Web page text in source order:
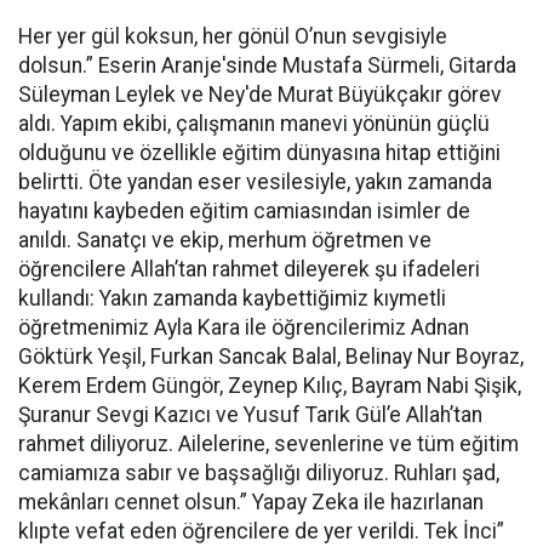
Her yer gül koksun, her gönül O’nun sevgisiyle
dolsun.” Eserin Aranje'sinde Mustafa Sürmeli, Gitarda
Süleyman Leylek ve Ney'de Murat Büyükçakır görev
aldı. Yapım ekibi, çalışmanın manevi yönünün güçlü
olduğunu ve özellikle eğitim dünyasına hitap ettiğini
belirtti. Öte yandan eser vesilesiyle, yakın zamanda
hayatını kaybeden eğitim camiasından isimler de
anıldı. Sanatçı ve ekip, merhum öğretmen ve
öğrencilere Allah’tan rahmet dileyerek şu ifadeleri
kullandı: Yakın zamanda kaybettiğimiz kıymetli
öğretmenimiz Ayla Kara ile öğrencilerimiz Adnan
Göktürk Yeşil, Furkan Sancak Balal, Belinay Nur Boyraz,
Kerem Erdem Güngör, Zeynep Kılıç, Bayram Nabi Şişik,
Şuranur Sevgi Kazıcı ve Yusuf Tarık Gül’e Allah’tan
rahmet diliyoruz. Ailelerine, sevenlerine ve tüm eğitim
camiamıza sabır ve başsağlığı diliyoruz. Ruhları şad,
mekânları cennet olsun.” Yapay Zeka ile hazırlanan
klıpte vefat eden öğrencilere de yer verildi. Tek İnci”